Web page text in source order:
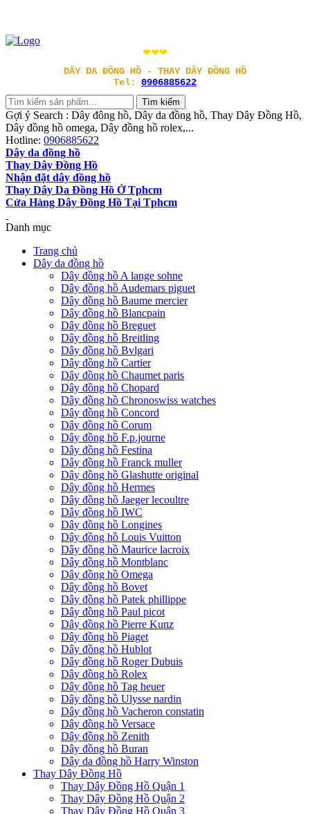
❤❤❤
DÂY DA ĐỒNG HỒ - THAY DÂY ĐỒNG HỒ
Tel: 0906885622
Gợi ý Search : Dây đông hồ, Dây da đồng hồ, Thay Dây Đồng Hồ,
Dây đồng hồ omega, Dây đồng hồ rolex,...
Hotline: 0906885622
Dây da đồng hồ
Thay Dây Đồng Hồ
Nhận đặt dây đồng hồ
Thay Dây Da Đồng Hồ Ở Tphcm
Cửa Hàng Dây Đồng Hồ Tại Tphcm
Danh mục
Trang chủ
Dây da đồng hồ
Dây đồng hồ A lange sohne
Dây đồng hồ Audemars piguet
Dây đồng hồ Baume mercier
Dây đồng hồ Blancpain
Dây đồng hồ Breguet
Dây đồng hồ Breitling
Dây đồng hồ Bvlgari
Dây đồng hồ Cartier
Dây đồng hồ Chaumet paris
Dây đồng hồ Chopard
Dây đồng hồ Chronoswiss watches
Dây đồng hồ Concord
Dây đồng hồ Corum
Dây đồng hồ F.p.journe
Dây đồng hồ Festina
Dây đồng hồ Franck muller
Dây đồng hồ Glashutte original
Dây đồng hồ Hermes
Dây đồng hồ Jaeger lecoultre
Dây đồng hồ IWC
Dây đồng hồ Longines
Dây đồng hồ Louis Vuitton
Dây đồng hồ Maurice lacroix
Dây đồng hồ Montblanc
Dây đồng hồ Omega
Dây đồng hồ Bovet
Dây đồng hồ Patek phillippe
Dây đồng hồ Paul picot
Dây đồng hồ Pierre Kunz
Dây đồng hồ Piaget
Dây đồng hồ Hublot
Dây đồng hồ Roger Dubuis
Dây đồng hồ Rolex
Dây đồng hồ Tag heuer
Dây đồng hồ Ulysse nardin
Dây đồng hồ Vacheron constatin
Dây đồng hồ Versace
Dây đồng hồ Zenith
Dây đồng hồ Buran
Dây da đồng hồ Harry Winston
Thay Dây Đồng Hồ
Thay Dây Đồng Hồ Quận 1
Thay Dây Đồng Hồ Quận 2
Thay Dây Đồng Hồ Quận 3